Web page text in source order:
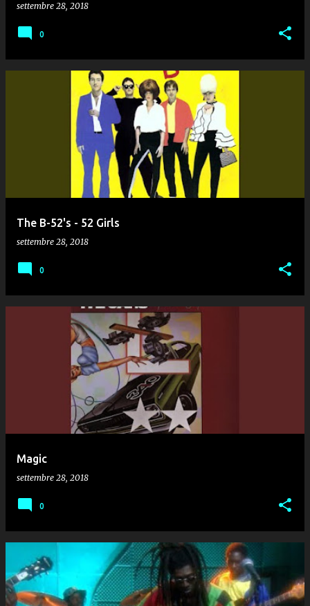
settembre 28, 2018
0
The B-52's - 52 Girls
settembre 28, 2018
0
Magic
settembre 28, 2018
0